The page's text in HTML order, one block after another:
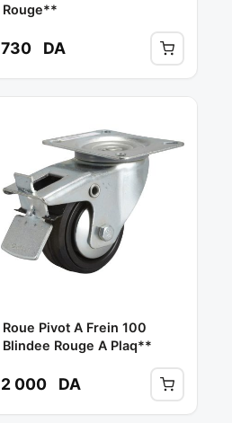
Rouge**
730 DA
Roue Pivot A Frein 100
Blindee Rouge A Plaq**
2 000 DA